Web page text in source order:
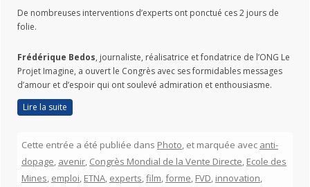
De nombreuses interventions d’experts ont ponctué ces 2 jours de
folie.
Frédérique Bedos, journaliste, réalisatrice et fondatrice de l’ONG Le
Projet Imagine, a ouvert le Congrès avec ses formidables messages
d’amour et d’espoir qui ont soulevé admiration et enthousiasme.
Lire la suite
Cette entrée a été publiée dans Photo , et marquée avec anti-
dopage avenir Congrès Mondial de la Vente Directe Ecole des
Mines emploi ETNA experts film forme FVD innovation